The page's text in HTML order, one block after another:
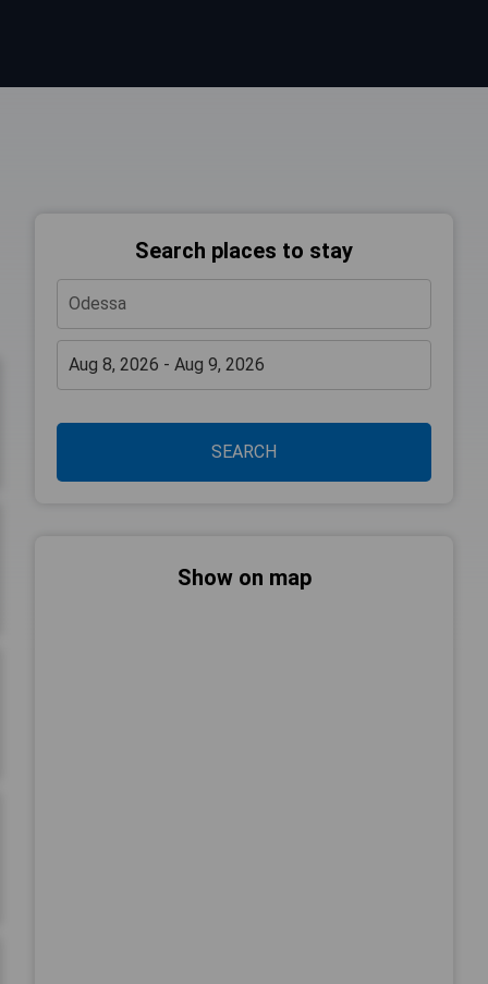
Search places to stay
SEARCH
Show on map